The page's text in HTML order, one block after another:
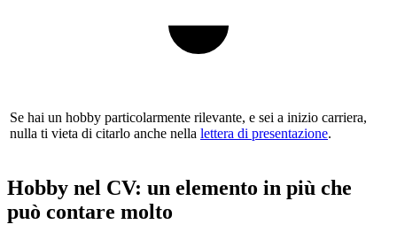
Se hai un hobby particolarmente rilevante, e sei a inizio carriera,
nulla ti vieta di citarlo anche nella lettera di presentazione.
Hobby nel CV: un elemento in più che
può contare molto